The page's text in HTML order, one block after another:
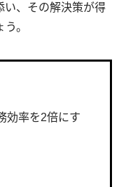
い、その解決策が得
。
効率を2倍にす